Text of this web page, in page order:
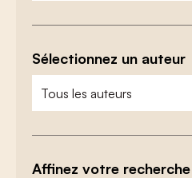
Sélectionnez un auteur
zoeken - auteurs
sélectionnez le contenu
Affinez votre recherche